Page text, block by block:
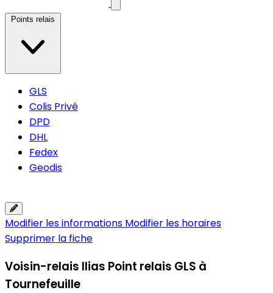
GLS
Colis Privé
DPD
DHL
Fedex
Geodis
Modifier les informations Modifier les horaires
Supprimer la fiche
Voisin-relais Ilias Point relais GLS à
Tournefeuille